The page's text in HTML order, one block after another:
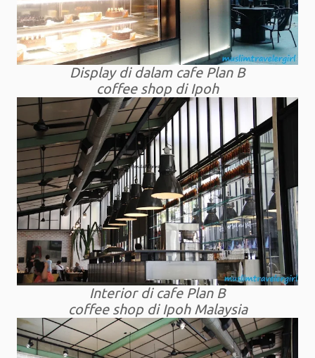
Display di dalam cafe Plan B
coffee shop di Ipoh
Interior di cafe Plan B
coffee shop di Ipoh Malaysia